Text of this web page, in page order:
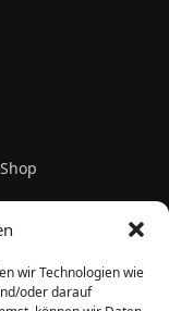
wir Technologien wie
oder darauf